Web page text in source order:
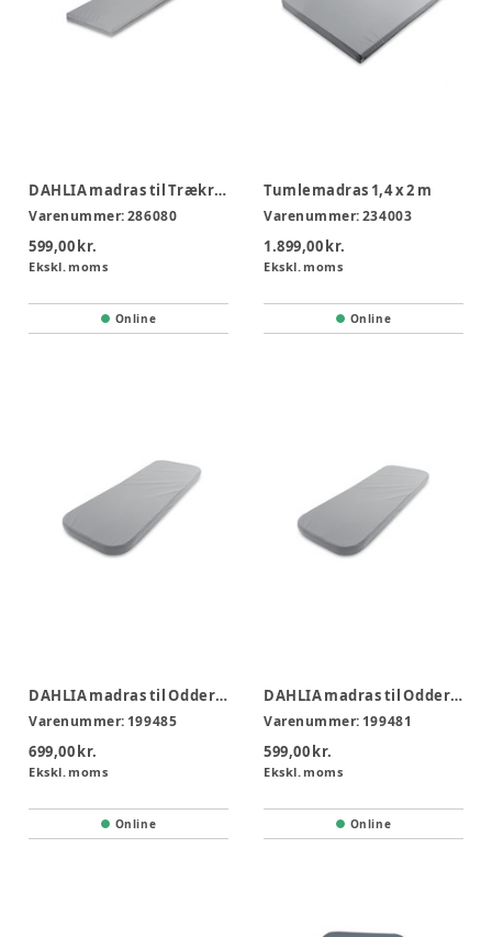
DAHLIA madras til Trækrybbe
Varenummer:286080
599,00 kr.
Ekskl. moms
Online
Tumlemadras 1,4 x 2 m
Varenummer:234003
1.899,00 kr.
Ekskl. moms
Online
DAHLIA madras til Odder Jumbo
Varenummer: 199485
699,00 kr.
Ekskl. moms
Online
DAHLIA madras til Odder Krybbe & Odder Jumbo
Varenummer: 199481
599,00 kr.
Ekskl. moms
Online